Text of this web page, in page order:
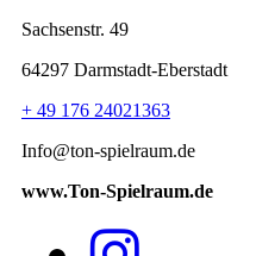
Sachsenstr. 49
64297 Darmstadt-Eberstadt
+ 49 176 24021363
Info@ton-spielraum.de
www.Ton-Spielraum.de